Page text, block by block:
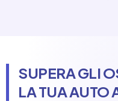
SUPERA GLI
LA TUA AUTO